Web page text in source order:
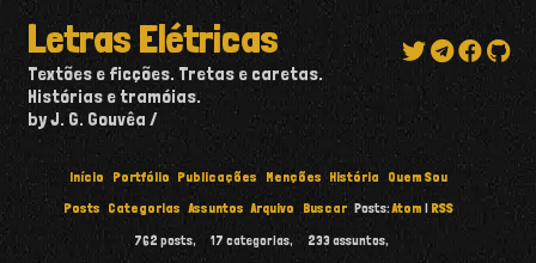
Letras Elétricas
Textões e ficções. Tretas e caretas.
Histórias e tramóias.
by J. G. Gouvêa
Início Portfólio Publicações Menções História
Quem Sou
Posts Categorias Assuntos Arquivo Buscar Posts:Atom | RSS
762 posts, 17 categorias, 233assuntos,